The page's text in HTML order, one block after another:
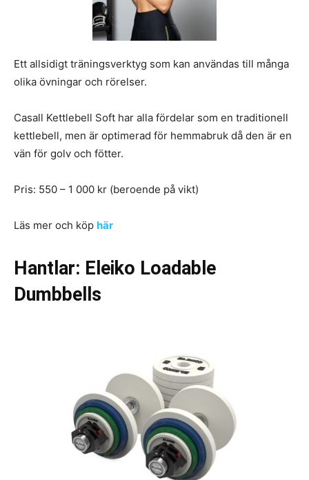
Ett allsidigt träningsverktyg som kan användas till många
olika övningar och rörelser.
Casall Kettlebell Soft har alla fördelar som en traditionell
kettlebell, men är optimerad för hemmabruk då den är en
vän för golv och fötter.
Pris: 550 – 1 000 kr (beroende på vikt)
Läs mer och köp här
Hantlar: Eleiko Loadable
Dumbbells